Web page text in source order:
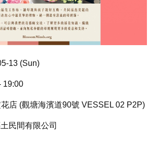
13 (Sun)
19:00
店 (觀塘海濱道90號 VESSEL 02 P2P)
民間有限公司